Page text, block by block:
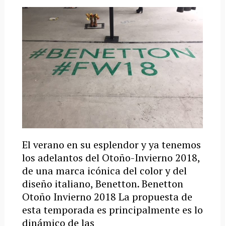
El verano en su esplendor y ya tenemos
los adelantos del Otoño-Invierno 2018,
de una marca icónica del color y del
diseño italiano, Benetton. Benetton
Otoño Invierno 2018 La propuesta de
esta temporada es principalmente es lo
dinámico de las